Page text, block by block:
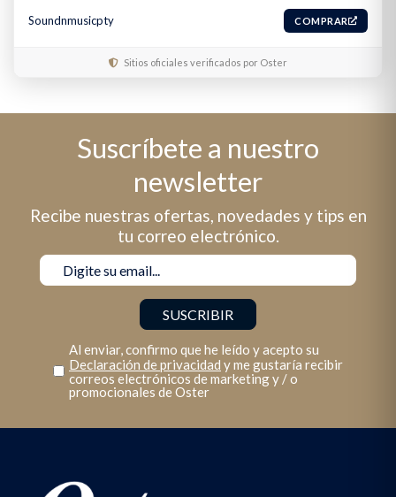
Soundnmusicpty COMPRAR
Sitios oficiales verificados por Oster
Suscríbete a nuestro
newsletter
Recibe nuestras ofertas, novedades y tips en
tu correo electrónico.
Al enviar, confirmo que he leído y acepto su
Declaración de privacidad y me gustaría recibir
correos electrónicos de marketing y / o
promocionales de Oster